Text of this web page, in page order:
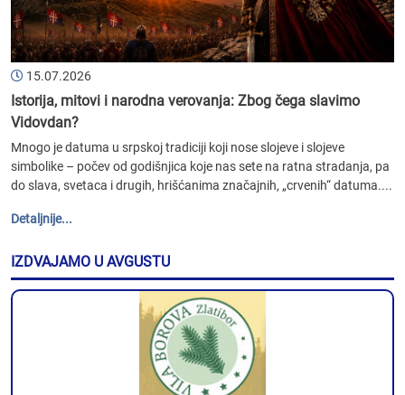
15.07.2026
Istorija, mitovi i narodna verovanja: Zbog čega slavimo
Vidovdan?
Mnogo je datuma u srpskoj tradiciji koji nose slojeve i slojeve
simbolike – počev od godišnjica koje nas sete na ratna stradanja, pa
do slava, svetaca i drugih, hrišćanima značajnih, „crvenih“ datuma....
Detaljnije...
IZDVAJAMO U AVGUSTU